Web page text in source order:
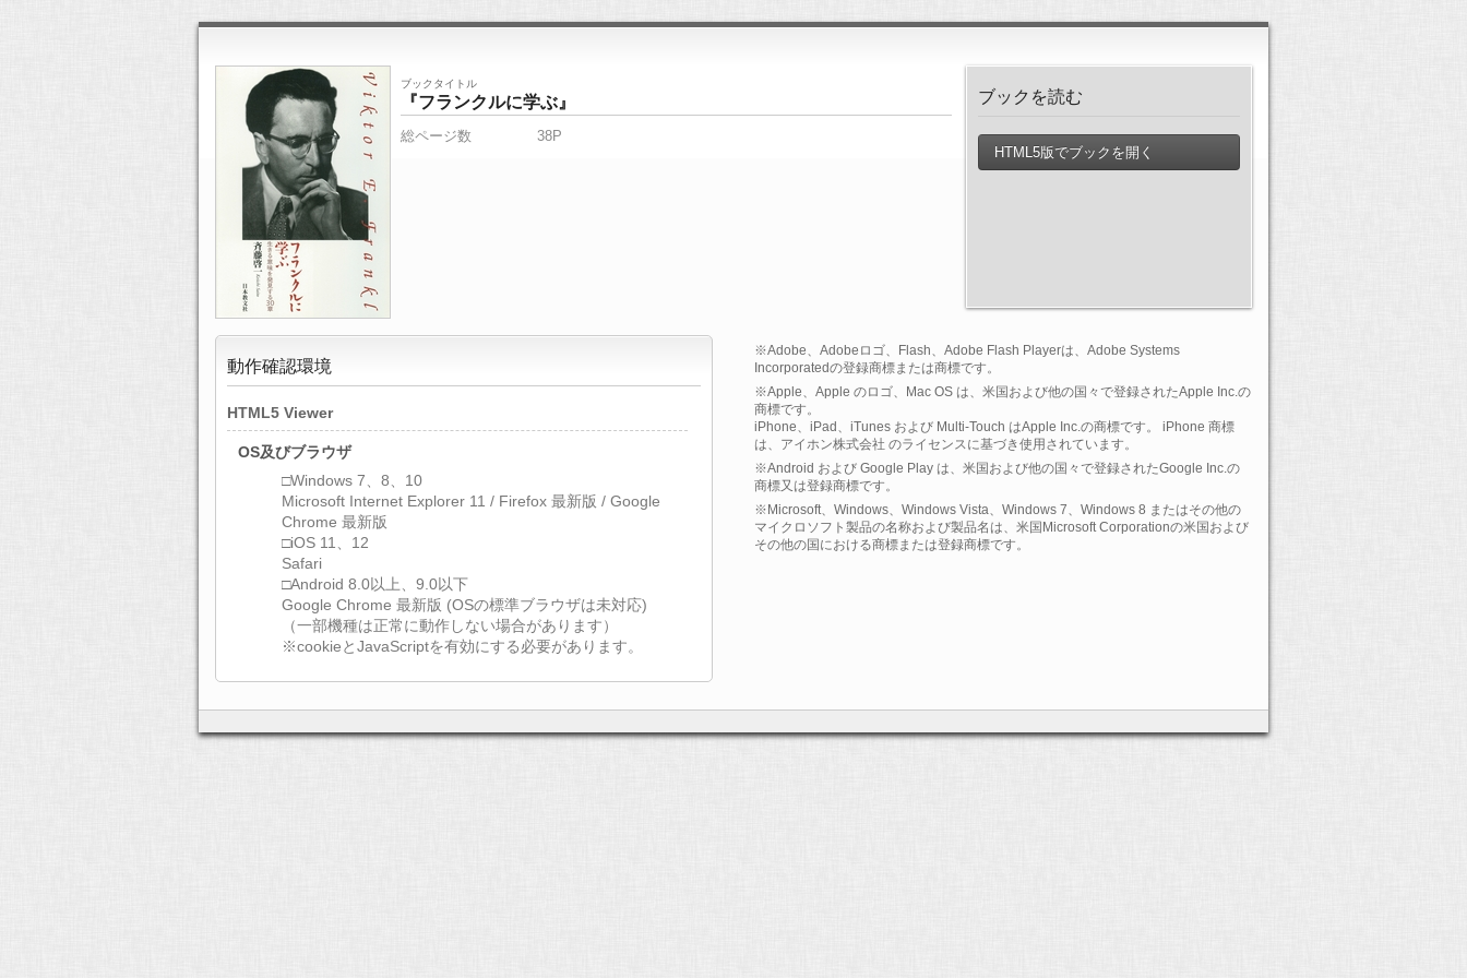
ブックタイトル
『フランクルに学ぶ』
総ページ数 38P
ブックを読む
HTML5版でブックを開く
動作確認環境
HTML5 Viewer
OS及びブラウザ
□Windows 7、8、10
Microsoft Internet Explorer 11 / Firefox 最新版 / Google
Chrome 最新版
□iOS 11、12
Safari
□Android 8.0以上、9.0以下
Google Chrome 最新版 (OSの標準ブラウザは未対応)
（一部機種は正常に動作しない場合があります）
※cookieとJavaScriptを有効にする必要があります。
※Adobe、Adobeロゴ、Flash、Adobe Flash Playerは、Adobe Systems
Incorporatedの登録商標または商標です。
※Apple、Apple のロゴ、Mac OS は、米国および他の国々で登録されたApple Inc.の
商標です。
iPhone、iPad、iTunes および Multi-Touch はApple Inc.の商標です。 iPhone 商標
は、アイホン株式会社 のライセンスに基づき使用されています。
※Android および Google Play は、米国および他の国々で登録されたGoogle Inc.の
商標又は登録商標です。
※Microsoft、Windows、Windows Vista、Windows 7、Windows 8 またはその他の
マイクロソフト製品の名称および製品名は、米国Microsoft Corporationの米国および
その他の国における商標または登録商標です。